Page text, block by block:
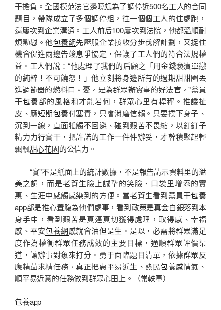
干擔負。全國模范法官邊曉斌為了調停近500名工人的合同
題目，帶隊成立了多個調停組，往一個個工人的住處跑，
還屢次到企業溝通。工人前后100屢次到法院，他都溫順耐
煩勸慰。他包養網先壓服企業接收分步伐解計劃，又捉住
機會促進兩邊告竣息爭協定，保護了工人們的符合法規權
益。工人們說：“他處理了我們的后顧之「用金錢褻瀆單戀
的純粹！不可饒恕！」他立刻將身邊所有的過期甜甜圈丟
進調節器的燃料口。憂，是為群眾辦實事的好法官。”黨員
干包養部的風格和才能若何，群眾心里有桿秤。推諉扯
皮、應短期包養付塞責，只會消磨信賴。只要撲下身子、
沉到一線，直面牴觸不回避、碰到艱苦不畏縮，以釘釘子
精力力行實干，把許諾的工作一件件辦妥，才幹積聚起輕
飄飄甜心花園的公信力。
“實”不是紙面上的統計數據，不是報告請示資料里的溢
美之詞，而是老蒼生臉上誠摯的笑臉、口袋里增添的實
惠、生涯中感觸感染到的方便。當老蒼生看到黨員干包養
app部是推心置腹為他們處事，看到政策是真金白銀落到本
身手中，看到艱苦是真逼真切獲得處理，取得感、幸福
感、平安包養網感就會油但是生。是以，必需將群眾滿足
度作為權衡群眾任務成效的主要目標，通順群眾評價渠
道，讓辦事對象來打分。勇于面臨題目清單，依據群眾反
應精益求精任務，真正把惠平易近生、熱民包養感情氣、
順平易近意的任務做到群眾心田上。（常軼軍）
包養app